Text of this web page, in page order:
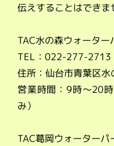
伝えすることはできま
TAC水の森ウォーター
TEL：022-277-2713
住所：仙台市青葉区
営業時間：9時～20
み）
TAC葛岡ウォーターパ